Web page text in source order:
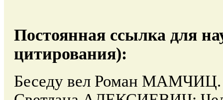
Постоянная ссылка для
цитирования):
Беседу вел Роман МАМЧИЦ.